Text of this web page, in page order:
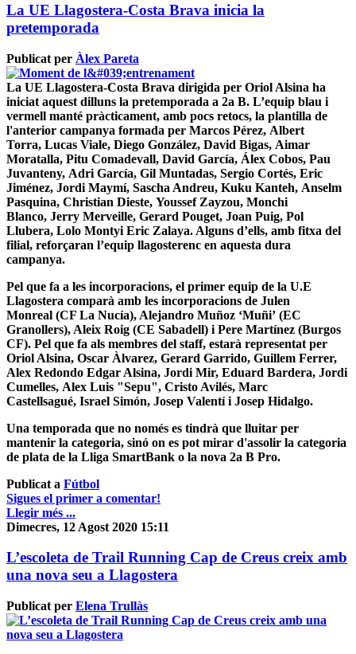
La UE Llagostera-Costa Brava inicia la
pretemporada
Publicat per Àlex Pareta
La UE Llagostera-Costa Brava dirigida per Oriol Alsina ha
iniciat aquest dilluns la pretemporada a 2a B. L’equip blau i
vermell manté pràcticament, amb pocs retocs, la plantilla de
l'anterior campanya formada per Marcos Pérez, Albert
Torra, Lucas Viale, Diego González, David Bigas, Aimar
Moratalla, Pitu Comadevall, David García, Álex Cobos, Pau
Juvanteny, Adri García, Gil Muntadas, Sergio Cortés, Eric
Jiménez, Jordi Maymí, Sascha Andreu, Kuku Kanteh, Anselm
Pasquina, Christian Dieste, Youssef Zayzou, Monchi
Blanco, Jerry Merveille, Gerard Pouget, Joan Puig, Pol
Llubera, Lolo Montyi Eric Zalaya. Alguns d’ells, amb fitxa del
filial, reforçaran l’equip llagosterenc en aquesta dura
campanya.
Pel que fa a les incorporacions, el primer equip de la U.E
Llagostera comparà amb les incorporacions de Julen
Monreal (CF La Nucía), Alejandro Muñoz ‘Muñi’ (EC
Granollers), Aleix Roig (CE Sabadell) i Pere Martínez (Burgos
CF). Pel que fa als membres del staff, estarà representat per
Oriol Alsina, Oscar Àlvarez, Gerard Garrido, Guillem Ferrer,
Alex Redondo Edgar Alsina, Jordi Mir, Eduard Bardera, Jordi
Cumelles, Alex Luis "Sepu", Cristo Avilés, Marc
Castellsagué, Israel Simón, Josep Valentí i Josep Hidalgo.
Una temporada que no només es tindrà que lluitar per
mantenir la categoria, sinó on es pot mirar d'assolir la categoria
de plata de la Lliga SmartBank o la nova 2a B Pro.
Publicat a Fútbol
Sigues el primer a comentar!
Llegir més ...
Dimecres, 12 Agost 2020 15:11
L’escoleta de Trail Running Cap de Creus creix amb
una nova seu a Llagostera
Publicat per Elena Trullàs